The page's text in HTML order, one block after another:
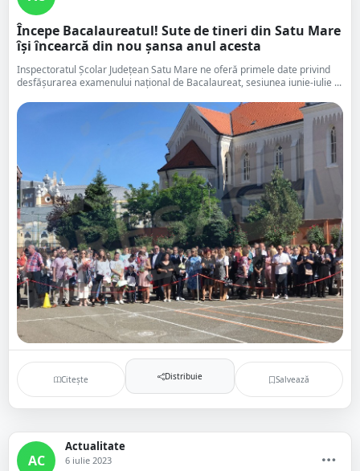
Începe Bacalaureatul! Sute de tineri din Satu Mare
își încearcă din nou șansa anul acesta
Inspectoratul Școlar Județean Satu Mare ne oferă primele date privind
desfășurarea examenului național de Bacalaureat, sesiunea iunie-iulie ...
Citește Distribuie Salvează
AC
Actualitate
6 iulie 2023